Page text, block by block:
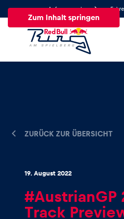
Zum Inhalt springen
Anfrage senden
Alle anzeigen
ZURÜCK ZUR ÜBERSICHT
19. August 2022
#AustrianGP
Track